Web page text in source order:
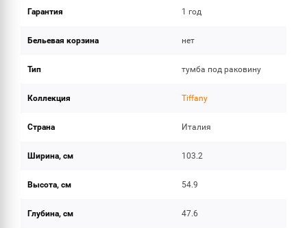
Гарантия 1 год
Бельевая корзина нет
Тип тумба под раковину
Коллекция Tiffany
Страна Италия
Ширина, см 103.2
Высота, см 54.9
Глубина, см 47.6